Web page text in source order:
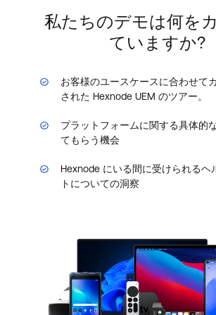
私たちのデモは何を
ていますか?
お客様のユースケースに合わせて
された Hexnode UEM のツアー。
プラットフォームに関する具体的
てもらう機会
Hexnode にいる間に受けられるヘ
トについての洞察